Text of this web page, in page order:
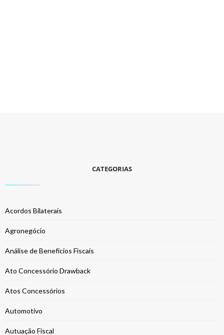
CATEGORIAS
Acordos Bilaterais
Agronegócio
Análise de Benefícios Fiscais
Ato Concessório Drawback
Atos Concessórios
Automotivo
Autuação Fiscal